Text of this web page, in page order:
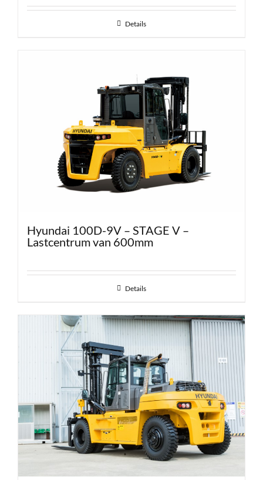
Details
Hyundai 100D-9V – STAGE V –
Lastcentrum van 600mm
Details